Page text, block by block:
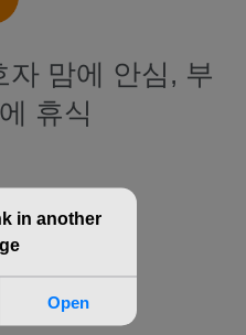
맘에 안심, 부
휴식